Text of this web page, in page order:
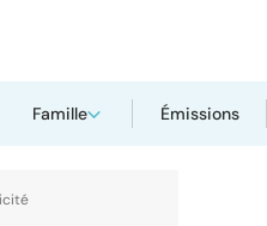
Famille Émissions